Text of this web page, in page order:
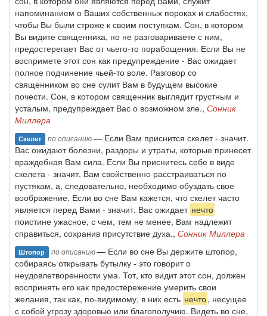
напоминанием о Ваших собственных пороках и слабостях,
чтобы Вы были строже к своим поступкам. Сон, в котором
Вы видите священника, но не разговариваете с ним,
предостерегает Вас от чьего-то порабощения. Если Вы не
воспримете этот сон как предупреждение - Вас ожидает
полное подчинение чьей-то воле. Разговор со
священником во сне сулит Вам в будущем высокие
почести. Сон, в котором священник выглядит грустным и
усталым, предупреждает Вас о возможном зле., Сонник
Миллера
Скелет по описанию— Если Вам приснится скелет - значит.
Вас ожидают болезни, раздоры и утраты, которые принесет
враждебная Вам сила. Если Вы приснитесь себе в виде
скелета - значит. Вам свойственно расстраиваться по
пустякам, а, следовательно, необходимо обуздать свое
воображение. Если во сне Вам кажется, что скелет часто
является перед Вами - значит. Вас ожидает нечто
поистине ужасное, с чем, тем не менее, Вам надлежит
справиться, сохранив присутствие духа., Сонник Миллера
Штопор по описанию— Если во сне Вы держите штопор,
собираясь открывать бутылку - это говорит о
неудовлетворенности ума. Тот, кто видит этот сон, должен
воспринять его как предостережение умерить свои
желания, так как, по-видимому, в них есть нечто, несущее
с собой угрозу здоровью или благополучию. Видеть во сне,